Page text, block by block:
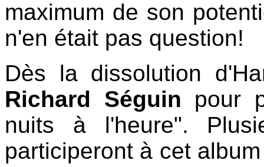
maximum de son
n'en était pas question!
Dès la dissolution
Richard Séguin pour
nuits à l'heure".
participeront à cet